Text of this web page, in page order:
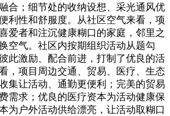
合；细节处的收纳设想、采光通风优
利性和舒服度。从社区空气来看，项
爱者和注沉健康糊口的家庭，邻里之
空气。社区内按期组织活动从题勾
此激励、配合前进，打制了优良的活
，项目周边交通、贸易、医疗、生态
集让活动、通勤更便利；完美的贸易
需求；优良的医疗资本为活动健康保
为户外活动供给漂亮，让活动取糊口